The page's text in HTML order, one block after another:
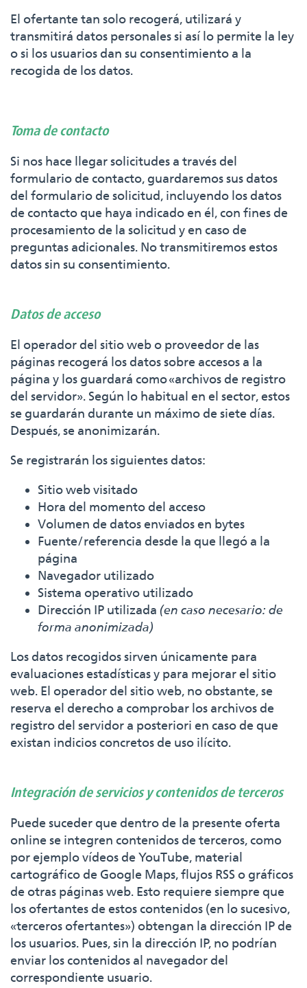
El ofertante tan solo recogerá, utilizará y
transmitirá datos personales si así lo permite la ley
o si los usuarios dan su consentimiento a la
recogida de los datos.
Toma de contacto
Si nos hace llegar solicitudes a través del
formulario de contacto, guardaremos sus datos
del formulario de solicitud, incluyendo los datos
de contacto que haya indicado en él, con fines de
procesamiento de la solicitud y en caso de
preguntas adicionales. No transmitiremos estos
datos sin su consentimiento.
Datos de acceso
El operador del sitio web o proveedor de las
páginas recogerá los datos sobre accesos a la
página y los guardará como «archivos de registro
del servidor». Según lo habitual en el sector, estos
se guardarán durante un máximo de siete días.
Después, se anonimizarán.
Se registrarán los siguientes datos:
Sitio web visitado
Hora del momento del acceso
Volumen de datos enviados en bytes
Fuente/referencia desde la que llegó a la
página
Navegador utilizado
Sistema operativo utilizado
Dirección IP utilizada (en caso necesario: de
forma anonimizada)
Los datos recogidos sirven únicamente para
evaluaciones estadísticas y para mejorar el sitio
web. El operador del sitio web, no obstante, se
reserva el derecho a comprobar los archivos de
registro del servidor a posteriori en caso de que
existan indicios concretos de uso ilícito.
Integración de servicios y contenidos de terceros
Puede suceder que dentro de la presente oferta
online se integren contenidos de terceros, como
por ejemplo vídeos de YouTube, material
cartográfico de Google Maps, flujos RSS o gráficos
de otras páginas web. Esto requiere siempre que
los ofertantes de estos contenidos (en lo sucesivo,
«terceros ofertantes») obtengan la dirección IP de
los usuarios. Pues, sin la dirección IP, no podrían
enviar los contenidos al navegador del
correspondiente usuario.